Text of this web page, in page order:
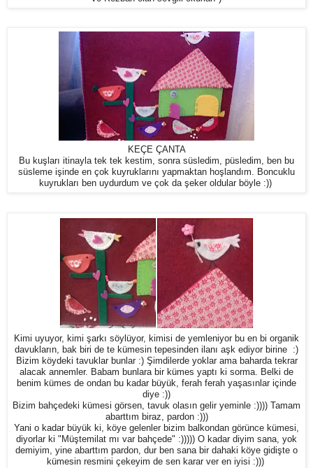
KEÇE ÇANTA
Bu kuşları itinayla tek tek kestim, sonra süsledim, püsledim, ben bu
süsleme işinde en çok kuyruklarını yapmaktan hoşlandım. Boncuklu
kuyrukları ben uydurdum ve çok da şeker oldular böyle :))
Kimi uyuyor, kimi şarkı söylüyor, kimisi de yemleniyor bu en bi organik
davukların, bak biri de te kümesin tepesinden ilanı aşk ediyor birine :)
Bizim köydeki tavuklar bunlar :) Şimdilerde yoklar ama baharda tekrar
alacak annemler. Babam bunlara bir kümes yaptı ki sorma. Belki de
benim kümes de ondan bu kadar büyük, ferah ferah yaşasınlar içinde
diye :))
Bizim bahçedeki kümesi görsen, tavuk olasın gelir yeminle :)))) Tamam
abarttım biraz, pardon :)))
Yani o kadar büyük ki, köye gelenler bizim balkondan görünce kümesi,
diyorlar ki "Müştemilat mı var bahçede" :))))) O kadar diyim sana, yok
demiyim, yine abarttım pardon, dur ben sana bir dahaki köye gidişte o
kümesin resmini çekeyim de sen karar ver en iyisi :)))